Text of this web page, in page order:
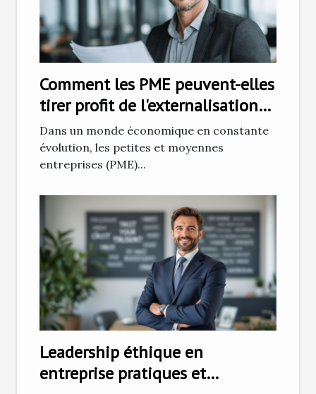
Comment les PME peuvent-elles
tirer profit de l'externalisation
des ressources humaines
Dans un monde économique en constante
évolution, les petites et moyennes
entreprises (PME)...
Leadership éthique en
entreprise pratiques et